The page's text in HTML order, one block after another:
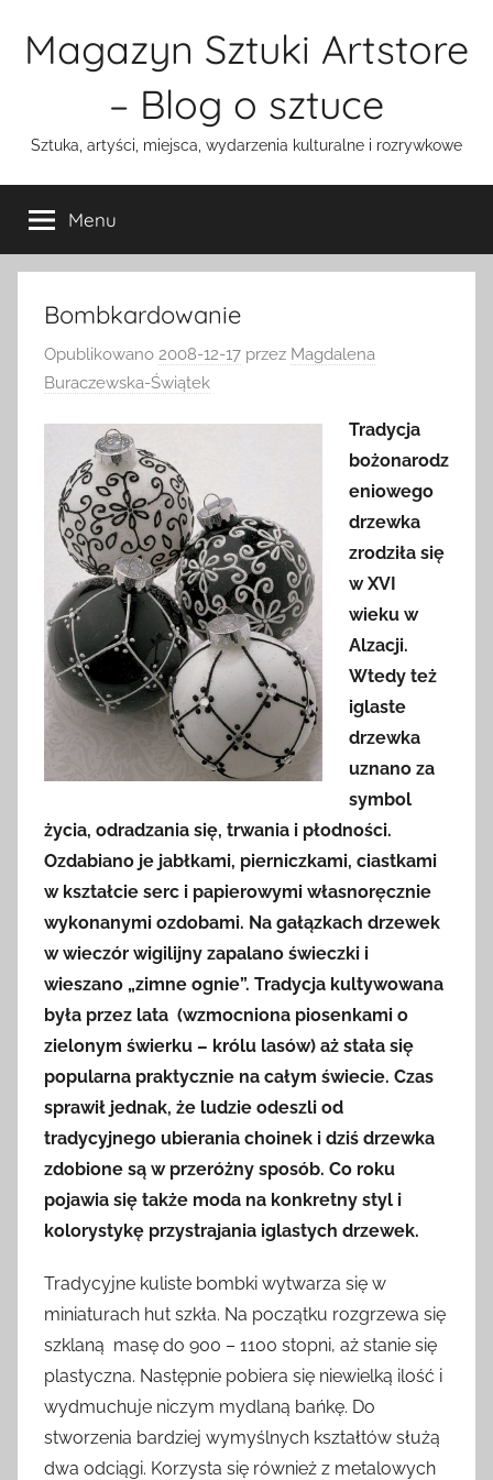
Magazyn Sztuki Artstore
– Blog o sztuce
Sztuka, artyści, miejsca, wydarzenia kulturalne i rozrywkowe
Menu
Bombkardowanie
Opublikowano 2008-12-17 przez Magdalena
Buraczewska-Świątek
Tradycja
bożonarodz
eniowego
drzewka
zrodziła się
w XVI
wieku w
Alzacji.
Wtedy też
iglaste
drzewka
uznano za
symbol
życia, odradzania się, trwania i płodności.
Ozdabiano je jabłkami, pierniczkami, ciastkami
w kształcie serc i papierowymi własnoręcznie
wykonanymi ozdobami. Na gałązkach drzewek
w wieczór wigilijny zapalano świeczki i
wieszano „zimne ognie”. Tradycja kultywowana
była przez lata (wzmocniona piosenkami o
zielonym świerku – królu lasów) aż stała się
popularna praktycznie na całym świecie. Czas
sprawił jednak, że ludzie odeszli od
tradycyjnego ubierania choinek i dziś drzewka
zdobione są w przeróżny sposób. Co roku
pojawia się także moda na konkretny styl i
kolorystykę przystrajania iglastych drzewek.
Tradycyjne kuliste bombki wytwarza się w
miniaturach hut szkła. Na początku rozgrzewa się
szklaną masę do 900 – 1100 stopni, aż stanie się
plastyczna. Następnie pobiera się niewielką ilość i
wydmuchuje niczym mydlaną bańkę. Do
stworzenia bardziej wymyślnych kształtów służą
dwa odciągi. Korzysta się również z metalowych